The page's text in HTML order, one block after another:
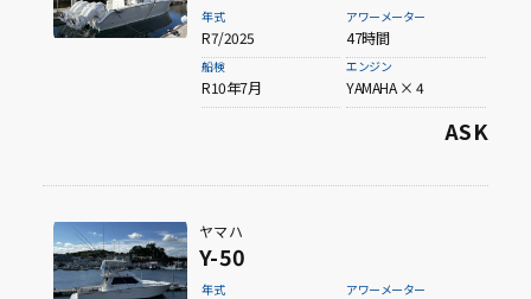
年式
R7/2025
アワーメーター
47時間
船検
R10年7月
エンジン
YAMAHA × 4
ASK
ヤマハ
Y-50
年式 アワーメーター